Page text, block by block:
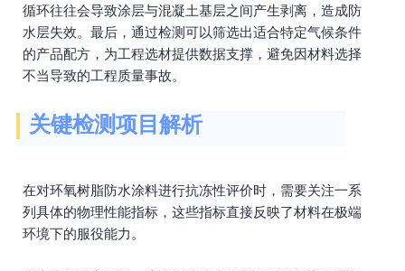
循环往往会导致涂层与混凝土基层之间产生剥离，造成防
水层失效。最后，通过检测可以筛选出适合特定气候条件
的产品配方，为工程选材提供数据支撑，避免因材料选择
不当导致的工程质量事故。
关键检测项目解析
在对环氧树脂防水涂料进行抗冻性评价时，需要关注一系
列具体的物理性能指标，这些指标直接反映了材料在极端
环境下的服役能力。